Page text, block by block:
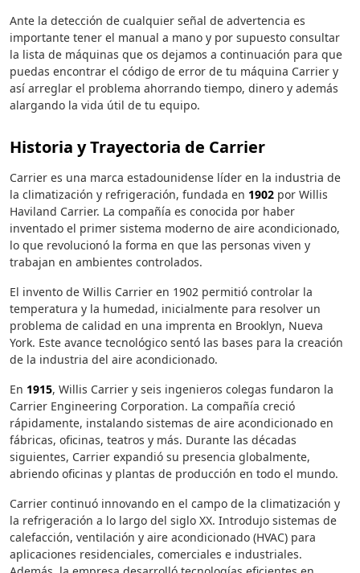
Ante la detección de cualquier señal de advertencia es
importante tener el manual a mano y por supuesto consultar
la lista de máquinas que os dejamos a continuación para que
puedas encontrar el código de error de tu máquina Carrier y
así arreglar el problema ahorrando tiempo, dinero y además
alargando la vida útil de tu equipo.
Historia y Trayectoria de Carrier
Carrier es una marca estadounidense líder en la industria de
la climatización y refrigeración, fundada en 1902 por Willis
Haviland Carrier. La compañía es conocida por haber
inventado el primer sistema moderno de aire acondicionado,
lo que revolucionó la forma en que las personas viven y
trabajan en ambientes controlados.
El invento de Willis Carrier en 1902 permitió controlar la
temperatura y la humedad, inicialmente para resolver un
problema de calidad en una imprenta en Brooklyn, Nueva
York. Este avance tecnológico sentó las bases para la creación
de la industria del aire acondicionado.
En 1915, Willis Carrier y seis ingenieros colegas fundaron la
Carrier Engineering Corporation. La compañía creció
rápidamente, instalando sistemas de aire acondicionado en
fábricas, oficinas, teatros y más. Durante las décadas
siguientes, Carrier expandió su presencia globalmente,
abriendo oficinas y plantas de producción en todo el mundo.
Carrier continuó innovando en el campo de la climatización y
la refrigeración a lo largo del siglo XX. Introdujo sistemas de
calefacción, ventilación y aire acondicionado (HVAC) para
aplicaciones residenciales, comerciales e industriales.